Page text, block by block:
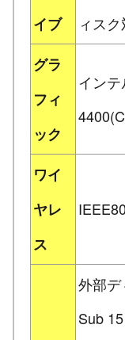
イブ
ィスク
グラ
フィ
ック
イン
ワイ
ヤレ
ス
外部
Sub